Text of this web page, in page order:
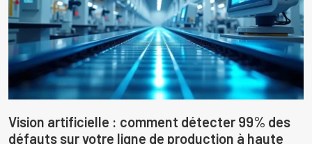
Vision artificielle : comment détecter 99% des
défauts sur votre ligne de production à haute